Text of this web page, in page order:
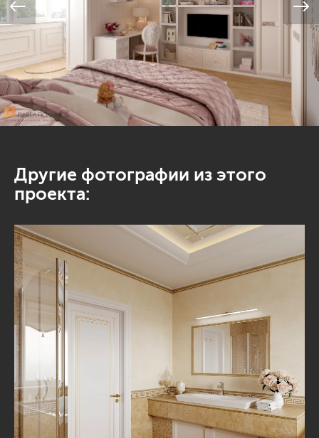
Другие фотографии из этого
проекта: